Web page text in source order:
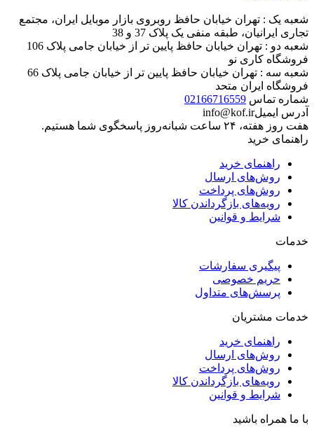
شعبه یک : تهران خیابان حافظ روبروی بازار موبایل ایران، مجتمع
تجاری ایرانیان، طبقه منفی یک پلاک 37 و 38
شعبه دو : تهران خیابان حافظ پایین تر از خیابان جامی پلاک 106
فروشگاه کاری نو
شعبه سه : تهران خیابان حافظ پایین تر از خیابان جامی پلاک 66
فروشگاه ایران متحد
شماره تماس 02166716559
آدرس ایمیلinfo@kof.ir
هفت روز هفته، ۲۴ ساعت شبانه‌روز پاسخگوی شما هستیم.
راهنمای خرید
راهنمای خرید
روش‌های ارسال
روش‌های پرداخت
رویه‌های بازگرداندن کالا
شرایط و قوانین
خدمات
پیگیری سفارشات
حریم خصوصی
پرسش‌های متداول
خدمات مشتریان
راهنمای خرید
روش‌های ارسال
روش‌های پرداخت
رویه‌های بازگرداندن کالا
شرایط و قوانین
با ما همراه باشید